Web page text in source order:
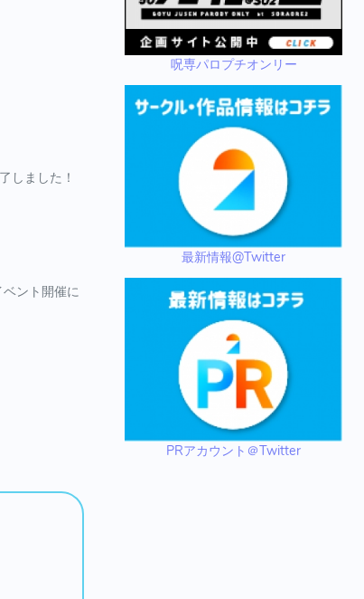
ました！
ント開催に
呪専パロプチオンリー
最新情報@Twitter
PRアカウント＠Twitter